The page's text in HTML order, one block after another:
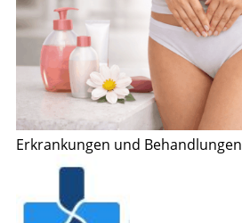
Erkrankungen und Behandlungen